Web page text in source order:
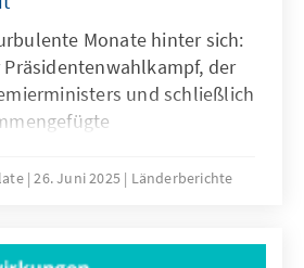
Monate hinter sich:
Präsidentenwahlkampf, der
und schließlich
Mit Nicușor Dan und
das von wirtschaftlichen
Misstrauen gegenüber
26. Juni 2025 Länderberichte